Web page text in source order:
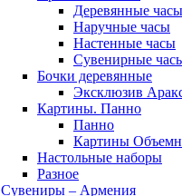
Деревянные часы
Наручные часы
Настенные часы
Сувенирные
Бочки деревянные
Эксклюзив
Картины. Панно
Панно
Картины
Настольные наборы
Разное
Сувениры – Армения